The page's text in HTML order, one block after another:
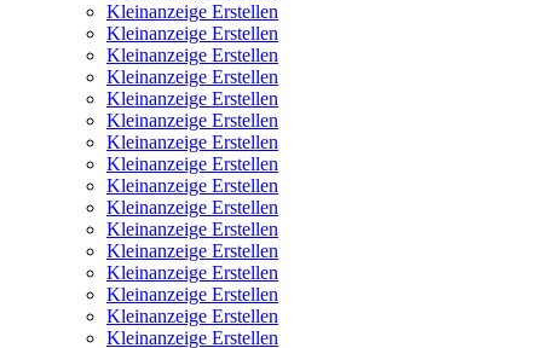
Kleinanzeige Erstellen
Kleinanzeige Erstellen
Kleinanzeige Erstellen
Kleinanzeige Erstellen
Kleinanzeige Erstellen
Kleinanzeige Erstellen
Kleinanzeige Erstellen
Kleinanzeige Erstellen
Kleinanzeige Erstellen
Kleinanzeige Erstellen
Kleinanzeige Erstellen
Kleinanzeige Erstellen
Kleinanzeige Erstellen
Kleinanzeige Erstellen
Kleinanzeige Erstellen
Kleinanzeige Erstellen